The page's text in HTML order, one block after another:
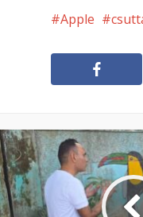
Apple